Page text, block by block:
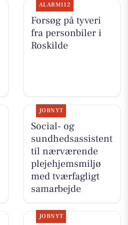
ALARM112
Forsøg på tyveri
fra personbiler i
Roskilde
JOBNYT
Social- og
sundhedsassistent
til nærværende
plejehjemsmiljø
med tværfagligt
samarbejde
JOBNYT